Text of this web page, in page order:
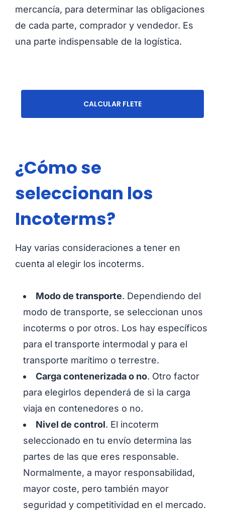
mercancía, para determinar las obligaciones
de cada parte, comprador y vendedor. Es
una parte indispensable de la logística.
CALCULAR FLETE
¿Cómo se
seleccionan los
Incoterms?
Hay varias consideraciones a tener en
cuenta al elegir los incoterms.
Modo de transporte. Dependiendo del
modo de transporte, se seleccionan unos
incoterms o por otros. Los hay específicos
para el transporte intermodal y para el
transporte marítimo o terrestre.
Carga contenerizada o no. Otro factor
para elegirlos dependerá de si la carga
viaja en contenedores o no.
Nivel de control. El incoterm
seleccionado en tu envío determina las
partes de las que eres responsable.
Normalmente, a mayor responsabilidad,
mayor coste, pero también mayor
seguridad y competitividad en el mercado.